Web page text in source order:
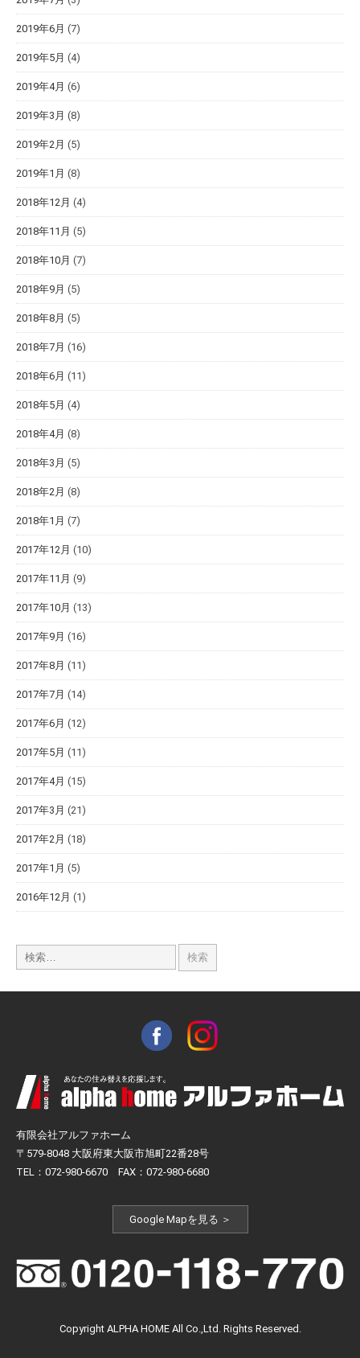
2019年6月 (7)
2019年5月 (4)
2019年4月 (6)
2019年3月 (8)
2019年2月 (5)
2019年1月 (8)
2018年12月 (4)
2018年11月 (5)
2018年10月 (7)
2018年9月 (5)
2018年8月 (5)
2018年7月 (16)
2018年6月 (11)
2018年5月 (4)
2018年4月 (8)
2018年3月 (5)
2018年2月 (8)
2018年1月 (7)
2017年12月 (10)
2017年11月 (9)
2017年10月 (13)
2017年9月 (16)
2017年8月 (11)
2017年7月 (14)
2017年6月 (12)
2017年5月 (11)
2017年4月 (15)
2017年3月 (21)
2017年2月 (18)
2017年1月 (5)
2016年12月 (1)
有限会社アルファホーム
〒579-8048 大阪府東大阪市旭町22番28号
TEL：072-980-6670 FAX：072-980-6680
Google Mapを見る ＞
Copyright ALPHA HOME All Co.,Ltd. Rights Reserved.